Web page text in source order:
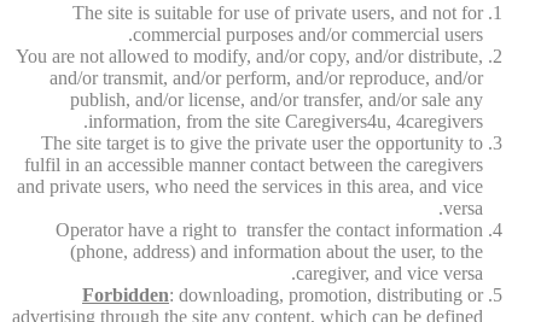
The site is suitable for use of private users, and not for
commercial purposes and/or commercial users.
You are not allowed to modify, and/or copy, and/or distribute,
and/or transmit, and/or perform, and/or reproduce, and/or
publish, and/or license, and/or transfer, and/or sale any
information, from the site Caregivers4u, 4caregivers.
The site target is to give the private user the opportunity to
fulfil in an accessible manner contact between the caregivers
and private users, who need the services in this area, and vice
versa.
Operator have a right to transfer the contact information
(phone, address) and information about the user, to the
caregiver, and vice versa.
Forbidden: downloading, promotion, distributing or
advertising through the site any content, which can be defined